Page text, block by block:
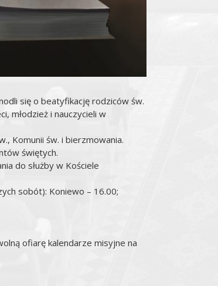
się o beatyfikację rodziców św.
młodzież i nauczycieli w
Komunii św. i bierzmowania.
świętych.
do służby w Kościele
sobót): Koniewo – 16.00;
ofiarę kalendarze misyjne na